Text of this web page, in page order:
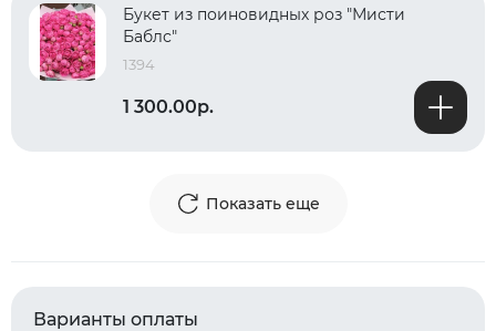
Букет из поиновидных роз "Мисти
Баблс"
1394
1 300.00р.
Показать еще
Варианты оплаты